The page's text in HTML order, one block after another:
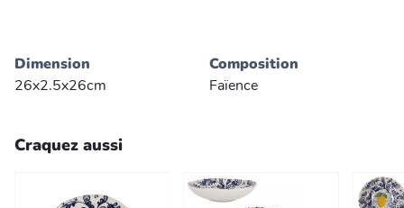
Dimension
26x2.5x26cm
Composition
Faïence
Craquez aussi